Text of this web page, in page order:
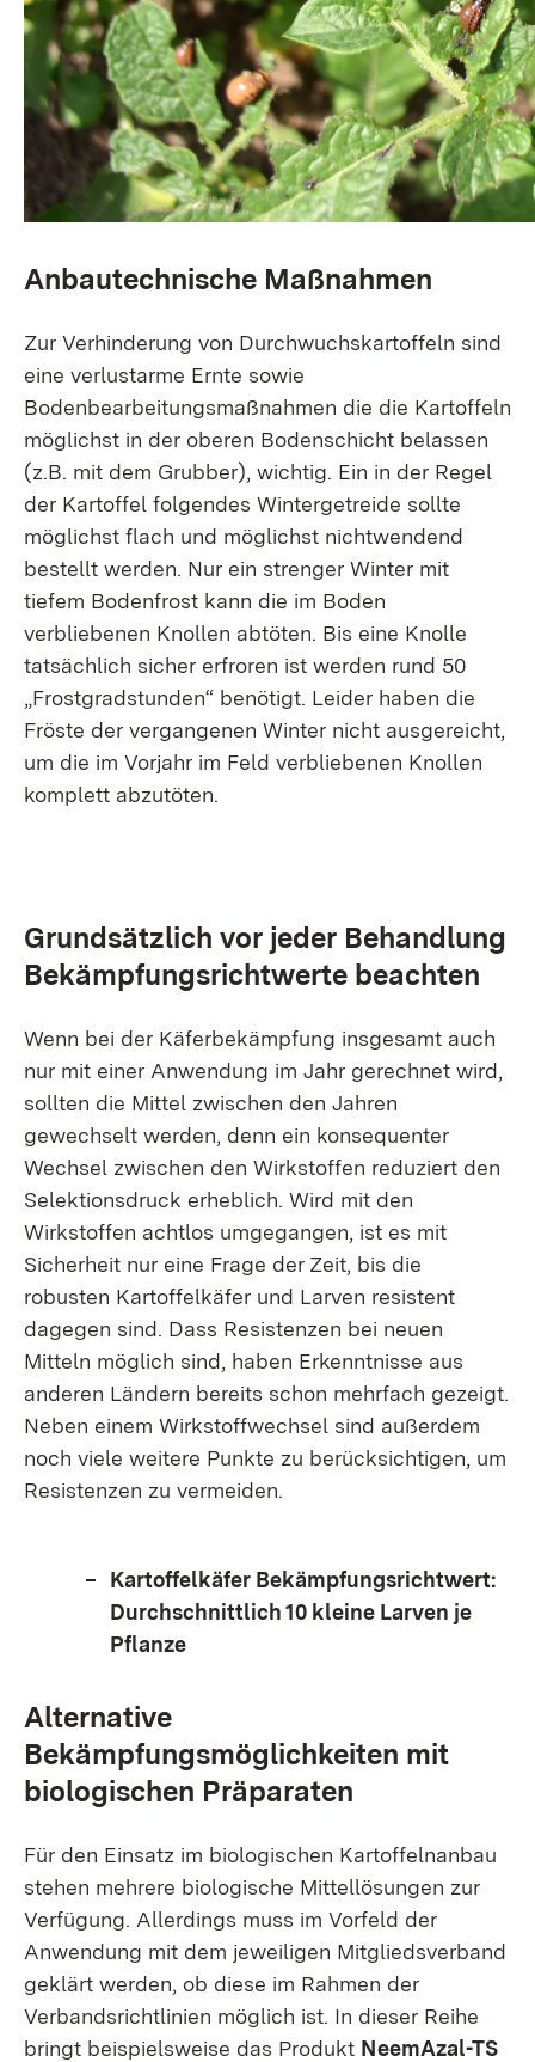
Anbautechnische Maßnahmen
Zur Verhinderung von Durchwuchskartoffeln sind
eine verlustarme Ernte sowie
Bodenbearbeitungsmaßnahmen die die Kartoffeln
möglichst in der oberen Bodenschicht belassen
(z.B. mit dem Grubber), wichtig. Ein in der Regel
der Kartoffel folgendes Wintergetreide sollte
möglichst flach und möglichst nichtwendend
bestellt werden. Nur ein strenger Winter mit
tiefem Bodenfrost kann die im Boden
verbliebenen Knollen abtöten. Bis eine Knolle
tatsächlich sicher erfroren ist werden rund 50
„Frostgradstunden“ benötigt. Leider haben die
Fröste der vergangenen Winter nicht ausgereicht,
um die im Vorjahr im Feld verbliebenen Knollen
komplett abzutöten.
Grundsätzlich vor jeder Behandlung
Bekämpfungsrichtwerte beachten
Wenn bei der Käferbekämpfung insgesamt auch
nur mit einer Anwendung im Jahr gerechnet wird,
sollten die Mittel zwischen den Jahren
gewechselt werden, denn ein konsequenter
Wechsel zwischen den Wirkstoffen reduziert den
Selektionsdruck erheblich. Wird mit den
Wirkstoffen achtlos umgegangen, ist es mit
Sicherheit nur eine Frage der Zeit, bis die
robusten Kartoffelkäfer und Larven resistent
dagegen sind. Dass Resistenzen bei neuen
Mitteln möglich sind, haben Erkenntnisse aus
anderen Ländern bereits schon mehrfach gezeigt.
Neben einem Wirkstoffwechsel sind außerdem
noch viele weitere Punkte zu berücksichtigen, um
Resistenzen zu vermeiden.
Kartoffelkäfer Bekämpfungsrichtwert:
Durchschnittlich 10 kleine Larven je
Pflanze
Alternative
Bekämpfungsmöglichkeiten mit
biologischen Präparaten
Für den Einsatz im biologischen Kartoffelnanbau
stehen mehrere biologische Mittellösungen zur
Verfügung. Allerdings muss im Vorfeld der
Anwendung mit dem jeweiligen Mitgliedsverband
geklärt werden, ob diese im Rahmen der
Verbandsrichtlinien möglich ist. In dieser Reihe
bringt beispielsweise das Produkt NeemAzal-TS